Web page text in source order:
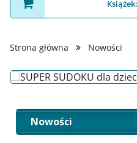
Strona główna Nowości
Nowości